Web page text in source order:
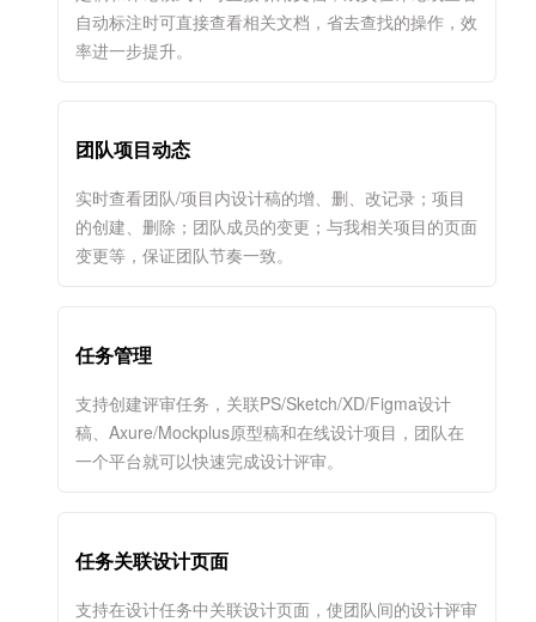
自动标注时可直接查看相关文档，省去查找的操作，效
率进一步提升。
团队项目动态
实时查看团队/项目内设计稿的增、删、改记录；项目
的创建、删除；团队成员的变更；与我相关项目的页面
变更等，保证团队节奏一致。
任务管理
支持创建评审任务，关联PS/Sketch/XD/Figma设计
稿、Axure/Mockplus原型稿和在线设计项目，团队在
一个平台就可以快速完成设计评审。
任务关联设计页面
支持在设计任务中关联设计页面，使团队间的设计评审